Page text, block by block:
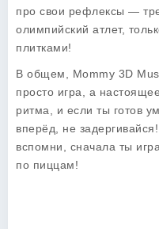
про свои рефлексы —
олимпийский атлет,
плитками!
В общем, Mommy 3D
просто игра, а
ритма, и если ты готов
вперёд, не
вспомни, сначала ты
по пиццам!